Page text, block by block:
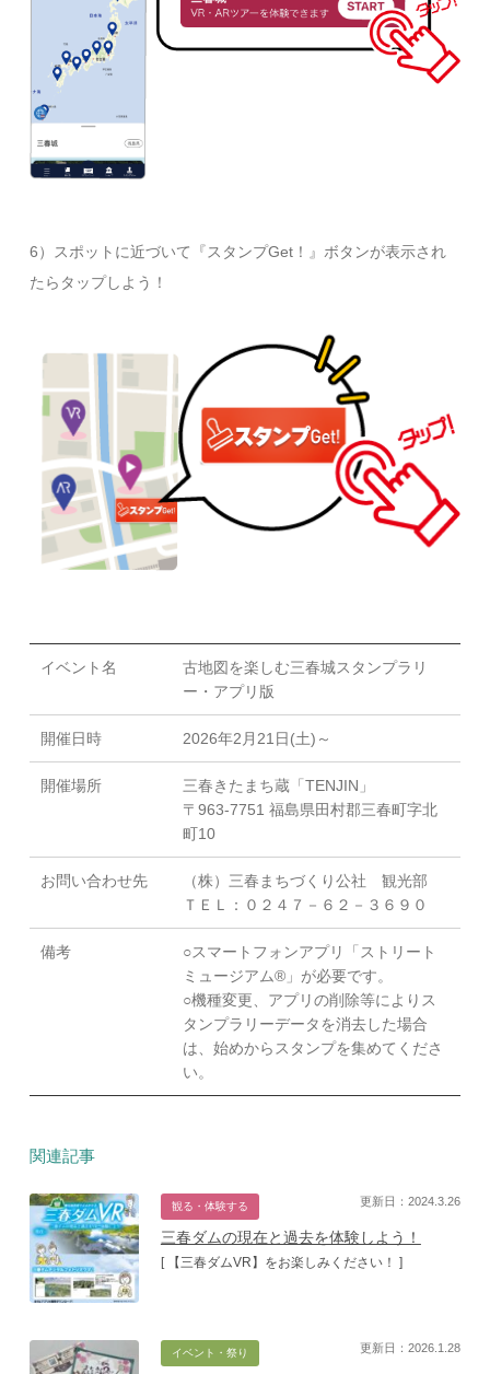
6）スポットに近づいて『スタンプGet！』ボタンが表示され
たらタップしよう！
イベント名
古地図を楽しむ三春城スタンプラリ
ー・アプリ版
開催日時 2026年2月21日(土)～
開催場所
三春きたまち蔵「TENJIN」
〒963-7751 福島県田村郡三春町字北
町10
お問い合わせ先
（株）三春まちづくり公社 観光部
ＴＥＬ：０２４７－６２－３６９０
備考
○スマートフォンアプリ「ストリート
ミュージアム®」が必要です。
○機種変更、アプリの削除等によりス
タンプラリーデータを消去した場合
は、始めからスタンプを集めてくださ
い。
関連記事
観る・体験する
三春ダムの現在と過去を体験しよう！
[ 【三春ダムVR】をお楽しみください！ ]
更新日：2024.3.26
イベント・祭り 更新日：2026.1.28